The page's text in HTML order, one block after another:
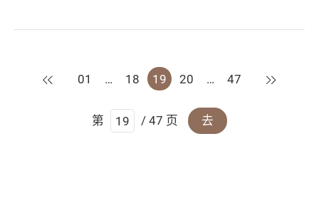
上一页
01 … 18 19 20 … 47 下一页
第 / 47 页 去